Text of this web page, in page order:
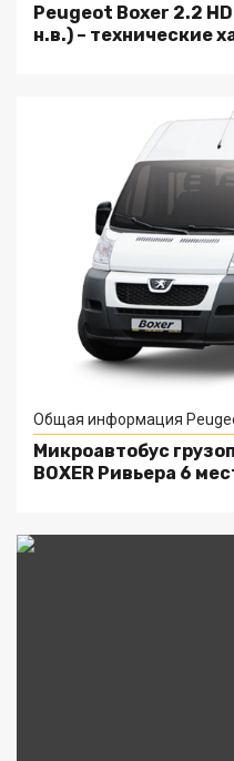
Peugeot Boxer 2.2
н.в.) – технические
Общая информация
Микроавтобус
BOXER Ривьера 6